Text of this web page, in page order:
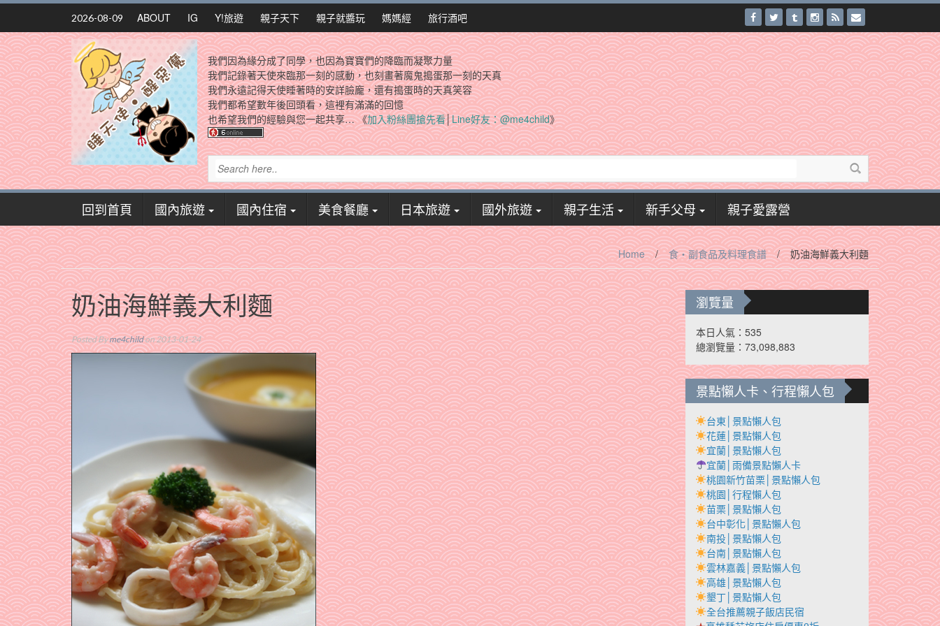
Skip
content
2026-08-09 ABOUT IG Y!旅遊 親子天下 親子就醬玩 媽媽經 旅行酒吧
我們因為緣分成了同學，也因為寶寶們的降臨而凝聚力量
我們記錄著天使來臨那一刻的感動，也刻畫著魔鬼搗蛋那一刻的天真
我們永遠記得天使睡著時的安詳臉龐，還有搗蛋時的天真笑容
我們都希望數年後回頭看，這裡有滿滿的回憶
也希望我們的經驗與您一起共享… 《加入粉絲團搶先看│Line好友：@me4child》
回到首頁 國內旅遊 國內住宿 美食餐廳 日本旅遊 國外旅遊 親子生活 新手父母 親子愛露營
Home / 食‧副食品及料理食譜 / 奶油海鮮義大利麵
奶油海鮮義大利麵
Posted Byme4childon 2013-01-24
瀏覽量
本日人氣：535
總瀏覽量：73,098,883
景點懶人卡、行程懶人包
台東│景點懶人包
花蓮│景點懶人包
宜蘭│景點懶人包
宜蘭│雨備景點懶人卡
桃園新竹苗栗│景點懶人包
桃園│行程懶人包
苗栗│景點懶人包
台中彰化│景點懶人包
南投│景點懶人包
台南│景點懶人包
雲林嘉義│景點懶人包
高雄│景點懶人包
墾丁│景點懶人包
全台推薦親子飯店民宿